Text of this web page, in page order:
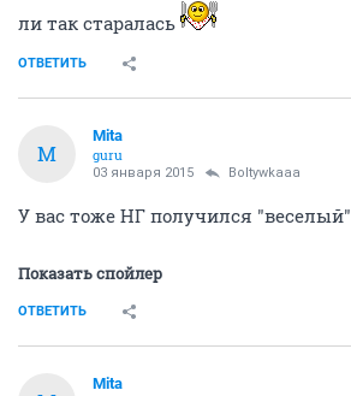
ли так старалась
ОТВЕТИТЬ
M
Mita
guru
03 января 2015 Boltywkaaa
У вас тоже НГ получился "веселый"
Показать спойлер
ОТВЕТИТЬ
Mita